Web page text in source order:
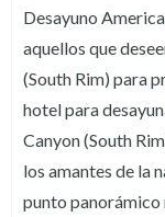
Desayuno
aquellos que
(South Rim) para
hotel para
Canyon (South
los amantes de la
punto panorámico